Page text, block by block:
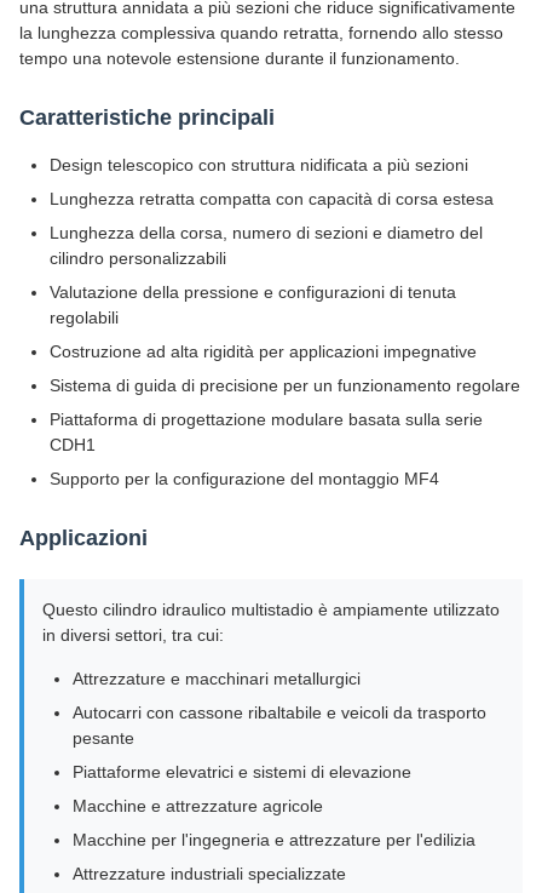
una struttura annidata a più sezioni che riduce significativamente
la lunghezza complessiva quando retratta, fornendo allo stesso
tempo una notevole estensione durante il funzionamento.
Caratteristiche principali
Design telescopico con struttura nidificata a più sezioni
Lunghezza retratta compatta con capacità di corsa estesa
Lunghezza della corsa, numero di sezioni e diametro del
cilindro personalizzabili
Valutazione della pressione e configurazioni di tenuta
regolabili
Costruzione ad alta rigidità per applicazioni impegnative
Sistema di guida di precisione per un funzionamento regolare
Piattaforma di progettazione modulare basata sulla serie
CDH1
Supporto per la configurazione del montaggio MF4
Applicazioni
Questo cilindro idraulico multistadio è ampiamente utilizzato
in diversi settori, tra cui:
Attrezzature e macchinari metallurgici
Autocarri con cassone ribaltabile e veicoli da trasporto
pesante
Piattaforme elevatrici e sistemi di elevazione
Macchine e attrezzature agricole
Macchine per l'ingegneria e attrezzature per l'edilizia
Attrezzature industriali specializzate